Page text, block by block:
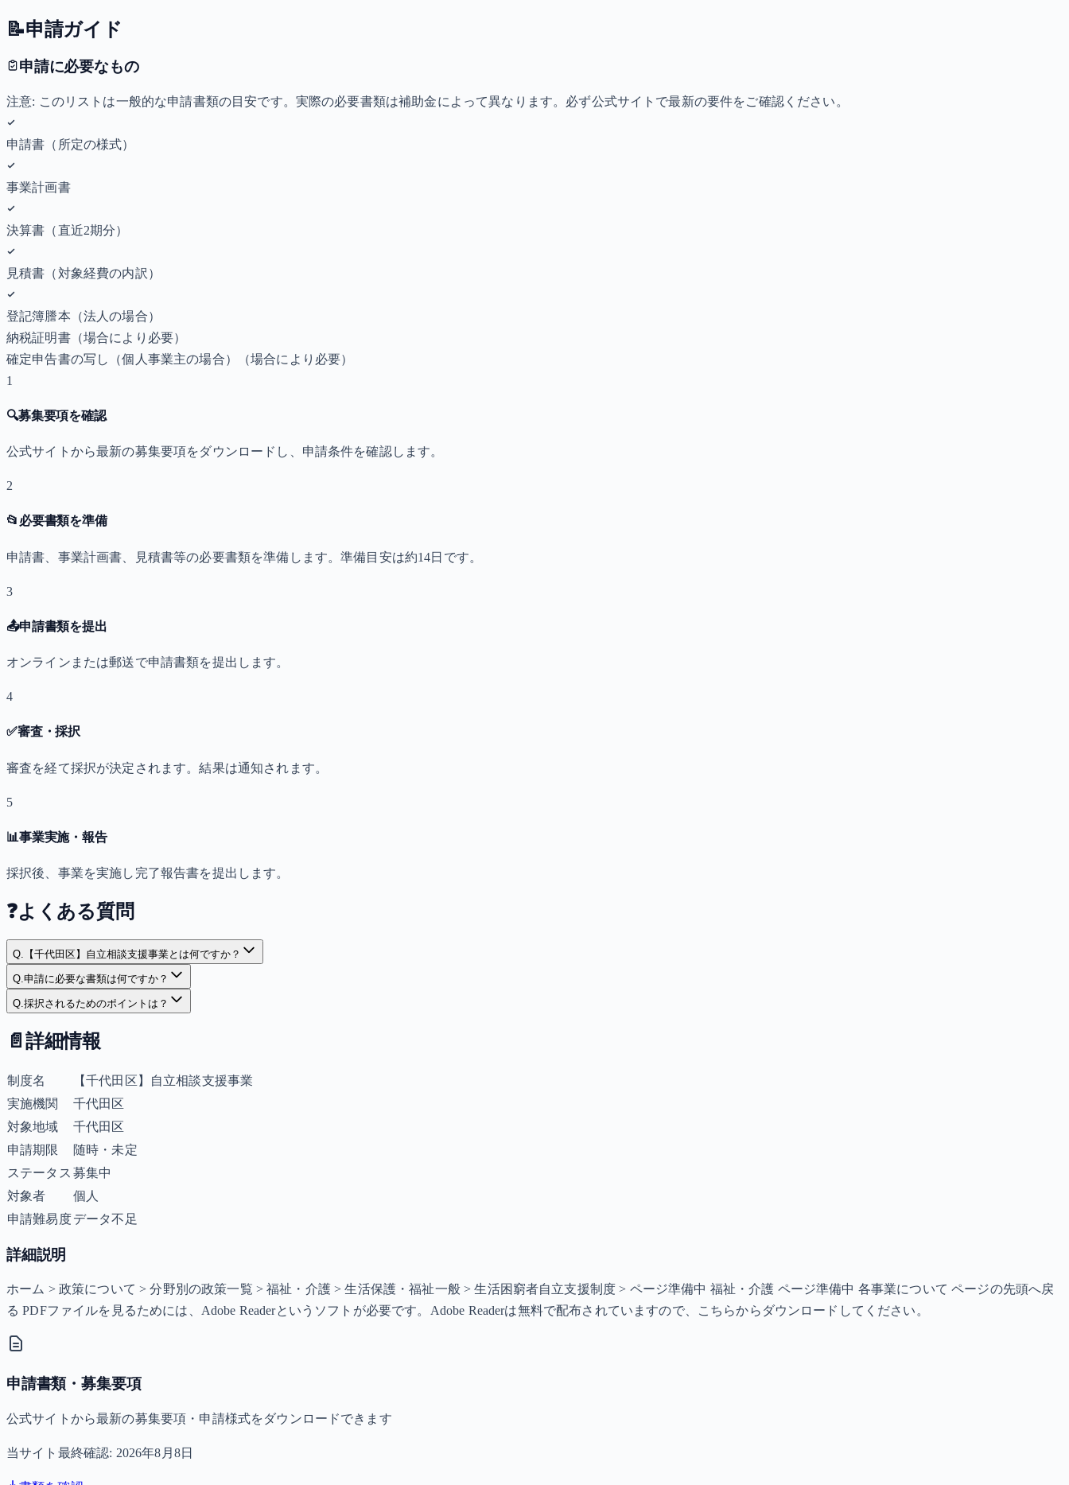
📝申請ガイド
申請に必要なもの
注意: このリストは一般的な申請書類の目安です。実際の必要書類は補助金によって異なります。必ず公式サイトで最新の要件をご確認ください。
申請書（所定の様式）
事業計画書
決算書（直近2期分）
見積書（対象経費の内訳）
登記簿謄本（法人の場合）
納税証明書（場合により必要）
確定申告書の写し（個人事業主の場合）
（場合により必要）
1
🔍募集要項を確認
公式サイトから最新の募集要項をダウンロードし、申請条件を確認します。
2
📂 必要書類を準備
申請書、事業計画書、見積書等の必要書類を準備します。準備目安は約14日です。
3
📤申請書類を提出
オンラインまたは郵送で申請書類を提出します。
4
✅審査・採択
審査を経て採択が決定されます。結果は通知されます。
5
📊事業実施・報告
採択後、事業を実施し完了報告書を提出します。
❓よくある質問
Q. 【千代田区】自立相談支援事業とは何ですか？
Q.申請に必要な書類は何ですか？
Q.採択されるためのポイントは？
📄 詳細情報
制度名
【千代田区】自立相談支援事業
実施機関
千代田区
対象地域
千代田区
申請期限
随時・未定
ステータス 募集中
対象者
個人
申請難易度データ不足
詳細説明
ホーム > 政策について > 分野別の政策一覧 > 福祉・介護 > 生活保護・福祉一般 > 生活困窮者自立支援制度 > ページ準備中 福祉・介護 ページ準備中 各事業について ページの先頭へ戻
る PDFファイルを見るためには、Adobe Readerというソフトが必要です。Adobe Readerは無料で配布されていますので、こちらからダウンロードしてください。
申請書類・募集要項
公式サイトから最新の募集要項・申請様式をダウンロードできます
当サイト最終確認: 2026年8月8日